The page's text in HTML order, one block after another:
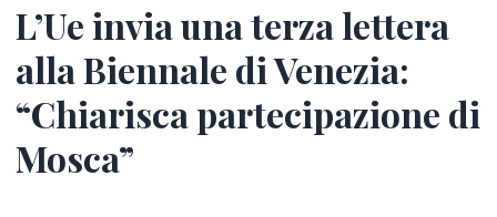
L’Ue invia una terza lettera
alla Biennale di Venezia:
“Chiarisca partecipazione di
Mosca”